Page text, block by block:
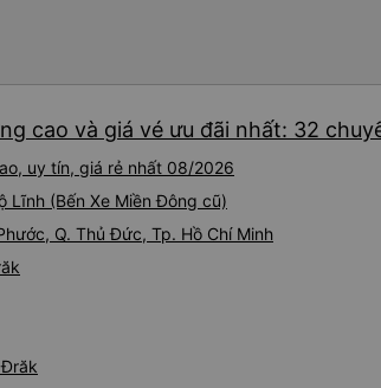
cao và giá vé ưu đãi nhất: 32
uy tín, giá rẻ nhất 08/2026
Lĩnh (Bến Xe Miền Đông cũ)
Q. Thủ Đức, Tp. Hồ Chí Minh